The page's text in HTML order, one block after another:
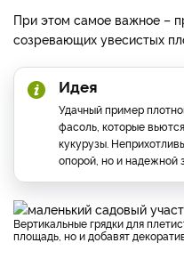
При этом самое важное –
созревающих увесистых
Идея
Удачный пример
фасоль, которые
кукурузы.
опорой, но и надежной
Вертикальные грядки для плетистых кульур, не только сэкономят
площадь, но и добавят